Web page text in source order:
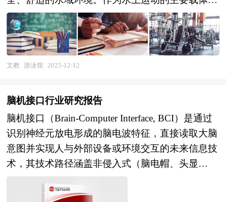
游泳馆通常配备标准泳池、跳水池、水球池等专项
设施，并可根据功能细分为四大类型：比赛馆设有
观众看台与专业计时设备，用于承办游泳、跳水、
水球等赛事，同时兼顾日常训练；训练馆则专注于
提供健身、休闲、医疗康复等服务，布局灵活且设
施亲民；家庭游泳池则以小型化、私密化为特点，
满足家庭娱乐需求。 产业规划一般包括产业发展
现状、产业特征分析、产业发展目标和发展定位、
产业发展重点方向、产业空间引导和产业发展政策
等。随着中国对外开放程度的深化，经济全球化和
区域化对产业发展的影响显著增强，产业间的竞争
文教 游泳馆 2025-12-12
脑机接口行业研究报告
脑机接口（Brain-Computer Interface, BCI）是通过
识别神经元放电形成的脑电波特征，直接读取大脑
意图并实现人与外部设备或环境交互的未来信息技
术，其技术路径涵盖非侵入式（脑电帽、头显
等）、半侵入式（颅骨表面电极）与侵入式（皮层
植入微电极阵列）三大路线，在信号精度与生物安